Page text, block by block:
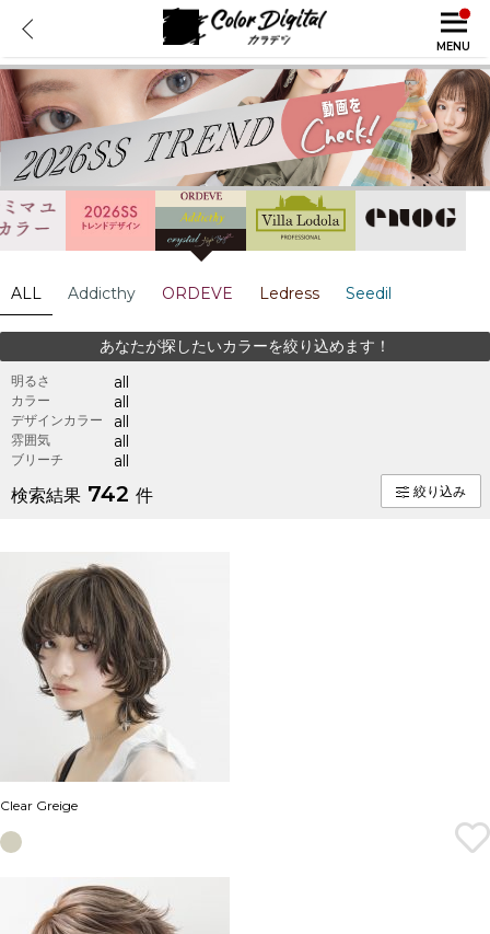
MENU
ALL Addicthy ORDEVE Ledress Seedil
あなたが探したいカラーを絞り込めます！
明るさ all
カラー all
デザインカラー all
雰囲気 all
ブリーチ all
検索結果 742 件 絞り込み
Clear Greige